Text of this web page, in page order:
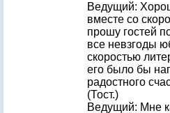
Ведущий:
вместе со
прошу гостей
все невзгоды
скоростью
его было бы
радостного
(Тост.)
Ведущий: Мне